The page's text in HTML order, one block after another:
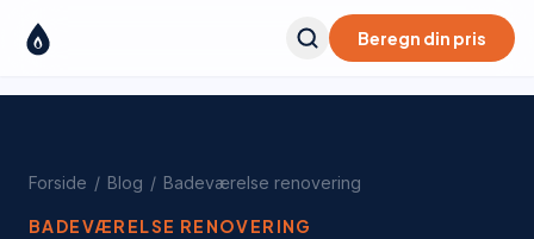
Beregn din pris
Forside / Blog / Badeværelse renovering
BADEVÆRELSE RENOVERING